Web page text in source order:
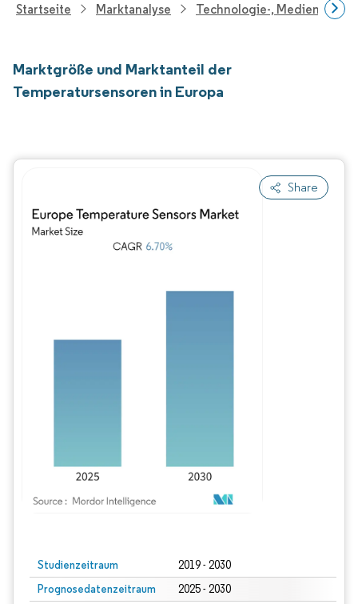
Startseite Marktanalyse Technologie-, Medien- Und
Marktgröße und Marktanteil der
Temperatursensoren in Europa
Share
Studienzeitraum 2019 - 2030
Prognosedatenzeitraum 2025 - 2030